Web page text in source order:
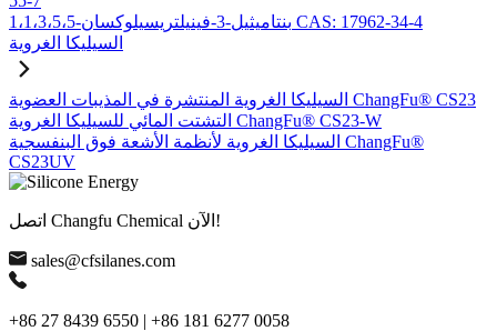
1،1،3،5،5-بنتاميثيل-3-فينيلتريسيلوكسان CAS: 17962-34-4
السيليكا الغروية
السيليكا الغروية المنتشرة في المذيبات العضوية ChangFu® CS23
التشتت المائي للسيليكا الغروية ChangFu® CS23-W
السيليكا الغروية لأنظمة الأشعة فوق البنفسجية ChangFu®
CS23UV
اتصل Changfu Chemical الآن!
sales@cfsilanes.com
+86 27 8439 6550 | +86 181 6277 0058